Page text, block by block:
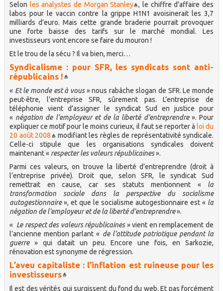
Selon les analystes de Morgan Stanley
, le chiffre d’affaire des
labos pour le vaccin contre la grippe H1N1 avoisinerait les 3,7
milliards d’euro. Mais cette grande braderie pourrait provoquer
une forte baisse des tarifs sur le marché mondial. Les
investisseurs vont encore se faire du mouron !
Et le trou de la sécu ? Il va bien, merci…
Syndicalisme : pour SFR, les syndicats sont anti-
républicains !
« Et le monde est à vous» nous rabâche slogan de SFR. Le monde
peut-être, l’entreprise SFR, sûrement pas. L’entreprise de
téléphonie vient d’assigner le syndicat Sud en justice pour
« négation de l’employeur et de la liberté d’entreprendre». Pour
expliquer ce motif pour le moins curieux, il faut se reporter à loi du
20 août 2008
modifiant les règles de représentativité syndicale.
Celle-ci stipule que les organisations syndicales doivent
maintenant « respecter les valeurs républicaines».
Parmi ces valeurs, on trouve la liberté d’entreprendre (droit à
l’entreprise privée). Droit que, selon SFR, le syndicat Sud
remettrait en cause, car ses statuts mentionnent « la
transformation sociale dans la perspective du socialisme
autogestionnaire», et que le socialisme autogestionnaire est « la
négation de l’employeur et de la liberté d’entreprendre».
« Le respect des valeurs républicaines» vient en remplacement de
l’ancienne mention parlant « de l’attitude patriotique pendant la
guerre» qui datait un peu. Encore une fois, en Sarkozie,
rénovation est synonyme de régression.
L’aveu capitaliste : l’inflation est ruineuse pour les
investisseurs
Il est des vérités qui surgissent du fond du web. Et pas forcément